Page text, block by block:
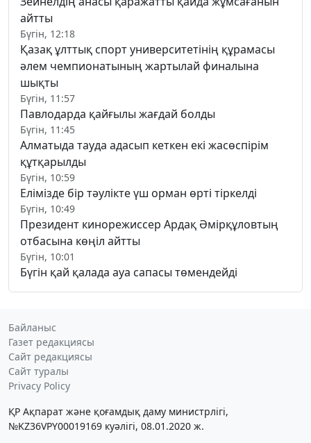
айтты
Бүгін, 12:18
Қазақ ұлттық спорт университетінің құрамасы
әлем чемпионатының жартылай финалына
шықты
Бүгін, 11:57
Павлодарда қайғылы жағдай болды
Бүгін, 11:45
Алматыда тауда адасып кеткен екі жасөспірім
құтқарылды
Бүгін, 10:59
Елімізде бір тәулікте үш орман өрті тіркелді
Бүгін, 10:49
Президент кинорежиссер Ардақ Әмірқұловтың
отбасына көңіл айтты
Бүгін, 10:01
Бүгін қай қалада ауа сапасы төмендейді
Байланыс
Газет редакциясы
Сайт редакциясы
Сайт туралы
Privacy Policy
ҚР Ақпарат және қоғамдық даму министрлігі,
№KZ36VPY00019169 куәлігі, 08.01.2020 ж.